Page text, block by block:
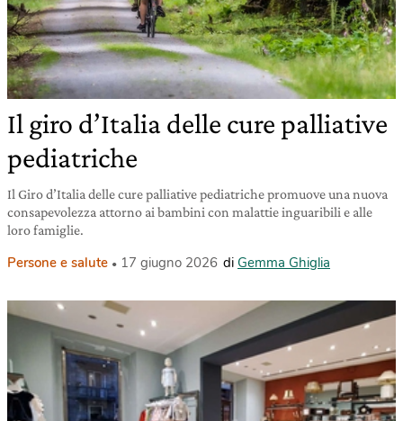
Il giro d’Italia delle cure palliative
pediatriche
Il Giro d’Italia delle cure palliative pediatriche promuove una nuova
consapevolezza attorno ai bambini con malattie inguaribili e alle
loro famiglie.
Persone e salute 17 giugno 2026 di Gemma Ghiglia